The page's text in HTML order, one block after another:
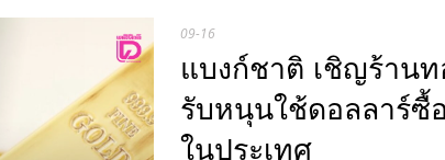
09-16
แบงก์ชาติ เชิญร้าน
รับหนุนใช้ดอลลาร์ซื้
ในประเทศ